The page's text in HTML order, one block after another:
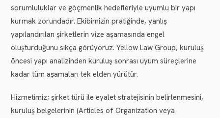
sorumluluklar ve göçmenlik hedefleriyle uyumlu bir yapı
kurmak zorundadır. Ekibimizin pratiğinde, yanlış
yapılandırılan şirketlerin vize aşamasında engel
oluşturduğunu sıkça görüyoruz. Yellow Law Group, kuruluş
öncesi yapı analizinden kuruluş sonrası uyum süreçlerine
kadar tüm aşamaları tek elden yürütür.
Hizmetimiz; şirket türü ile eyalet stratejisinin belirlenmesini,
kuruluş belgelerinin (Articles of Organization veya